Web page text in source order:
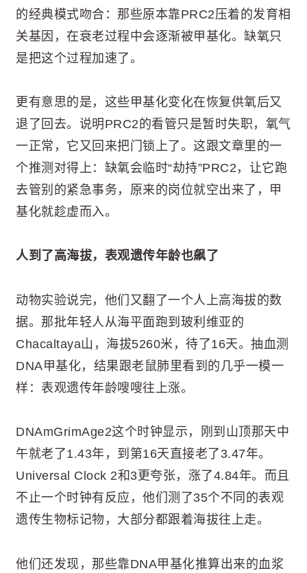
的经典模式吻合：那些原本靠PRC2压着的发育相
关基因，在衰老过程中会逐渐被甲基化。缺氧只
是把这个过程加速了。
更有意思的是，这些甲基化变化在恢复供氧后又
退了回去。说明PRC2的看管只是暂时失职，氧气
一正常，它又回来把门锁上了。这跟文章里的一
个推测对得上：缺氧会临时“劫持”PRC2，让它跑
去管别的紧急事务，原来的岗位就空出来了，甲
基化就趁虚而入。
人到了高海拔，表观遗传年龄也飙了
动物实验说完，他们又翻了一个人上高海拔的数
据。那批年轻人从海平面跑到玻利维亚的
Chacaltaya山，海拔5260米，待了16天。抽血测
DNA甲基化，结果跟老鼠肺里看到的几乎一模一
样：表观遗传年龄嗖嗖往上涨。
DNAmGrimAge2这个时钟显示，刚到山顶那天中
午就老了1.43年，到第16天直接老了3.47年。
Universal Clock 2和3更夸张，涨了4.84年。而且
不止一个时钟有反应，他们测了35个不同的表观
遗传生物标记物，大部分都跟着海拔往上走。
他们还发现，那些靠DNA甲基化推算出来的血浆